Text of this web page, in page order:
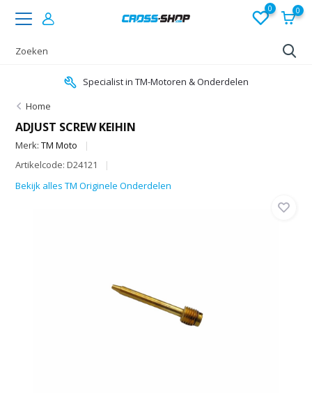
0 0
Specialist in TM-Motoren & Onderdelen
Home
ADJUST SCREW KEIHIN
Merk:TM Moto
Artikelcode: D24121
Bekijk alles TM Originele Onderdelen